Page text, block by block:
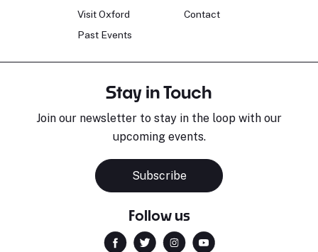
Visit Oxford
Past Events
Contact
Stay in Touch
Join our newsletter to stay in the loop with our
upcoming events.
Subscribe
Follow us